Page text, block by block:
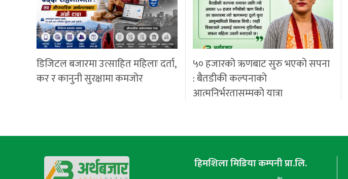
डिजिटल बजारमा उत्साहित महिलाः दर्ता,
कर र कानुनी सुरक्षामा कमजोर
५० हजारको ऋणबाट सुरु भएको सपना
: बैतडीकी कल्पनाको
आत्मनिर्भरतासम्मको यात्रा
हिमशिला मिडिया कम्पनी प्रा.लि.